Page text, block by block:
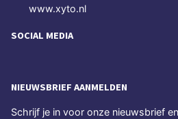
www.xyto.nl
SOCIAL MEDIA
NIEUWSBRIEF AANMELDEN
Schrijf je in voor onze nieuwsbrief